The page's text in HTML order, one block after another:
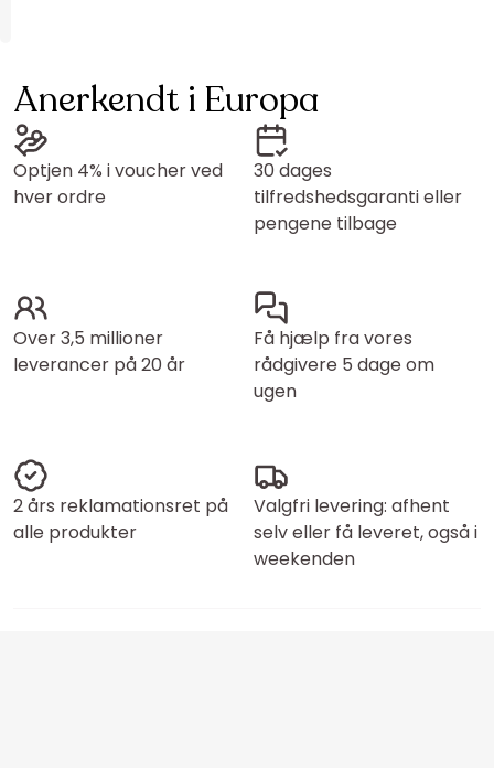
Anerkendt i Europa
Optjen 4% i voucher ved
hver ordre
30 dages
tilfredshedsgaranti eller
pengene tilbage
Over 3,5 millioner
leverancer på 20 år
Få hjælp fra vores
rådgivere 5 dage om
ugen
2 års reklamationsret på
alle produkter
Valgfri levering: afhent
selv eller få leveret, også i
weekenden